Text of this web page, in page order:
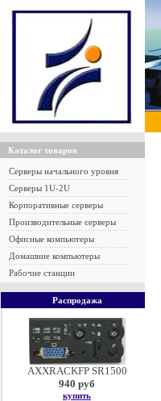
Каталог товаров
Серверы начального уровня
Серверы 1U-2U
Корпоративные серверы
Производительные серверы
Офисные компьютеры
Домашние компьютеры
Рабочие станции
Распродажа
AXXRACKFP SR1500
940 руб
купить